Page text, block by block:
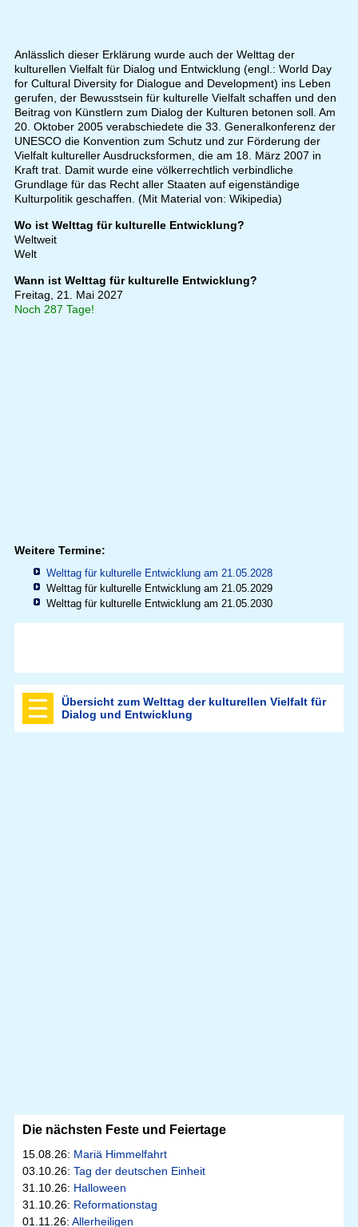
Anlässlich dieser Erklärung wurde auch der Welttag der
kulturellen Vielfalt für Dialog und Entwicklung (engl.: World Day
for Cultural Diversity for Dialogue and Development) ins Leben
gerufen, der Bewusstsein für kulturelle Vielfalt schaffen und den
Beitrag von Künstlern zum Dialog der Kulturen betonen soll. Am
20. Oktober 2005 verabschiedete die 33. Generalkonferenz der
UNESCO die Konvention zum Schutz und zur Förderung der
Vielfalt kultureller Ausdrucksformen, die am 18. März 2007 in
Kraft trat. Damit wurde eine völkerrechtlich verbindliche
Grundlage für das Recht aller Staaten auf eigenständige
Kulturpolitik geschaffen. (Mit Material von: Wikipedia)
Wo ist Welttag für kulturelle Entwicklung?
Weltweit
Welt
Wann ist Welttag für kulturelle Entwicklung?
Freitag, 21. Mai 2027
Noch 287 Tage!
Weitere Termine:
Welttag für kulturelle Entwicklung am 21.05.2028
Welttag für kulturelle Entwicklung am 21.05.2029
Welttag für kulturelle Entwicklung am 21.05.2030
Übersicht zum Welttag der kulturellen Vielfalt für
Dialog und Entwicklung
Die nächsten Feste und Feiertage
15.08.26: Mariä Himmelfahrt
03.10.26: Tag der deutschen Einheit
31.10.26: Halloween
31.10.26: Reformationstag
01.11.26: Allerheiligen